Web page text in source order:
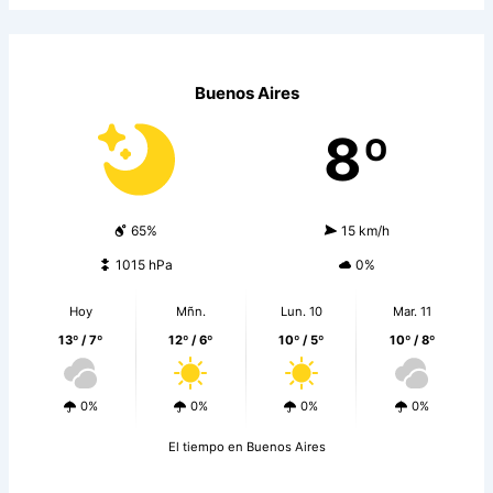
Buenos Aires
8º
65% 15 km/h
1015 hPa 0%
Hoy
13º / 7º
0%
Mñn.
12º / 6º
0%
Lun. 10
10º / 5º
0%
Mar. 11
10º / 8º
0%
El tiempo en Buenos Aires